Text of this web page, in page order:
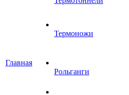
Главная
Термоножи
Рольганги